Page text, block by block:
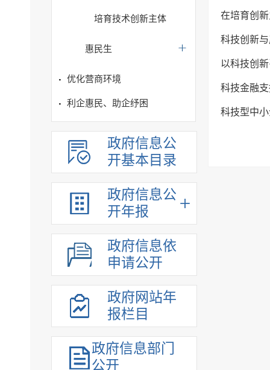
培育技术创新主体
惠民生
优化营商环境
利企惠民、助企纾困
政府信息公
开基本目录
政府信息公
开年报
政府信息依
申请公开
政府网站年
报栏目
政府信息部门
公开
在培育创
科技创新
以科技创
科技金融
科技型中